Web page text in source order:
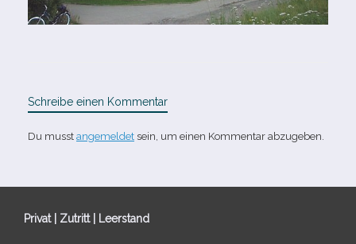
Schreibe einen Kommentar
Du musst angemeldet sein, um einen Kommentar abzugeben.
Privat | Zutritt | Leerstand